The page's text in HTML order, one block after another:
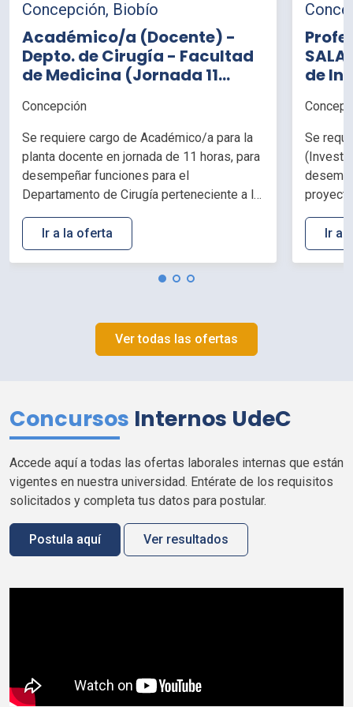
Concepción, Biobío
Académico/a (Docente) -
Depto. de Cirugía - Facultad
de Medicina (Jornada 11
Concepción
Se requiere cargo de Académico/a para la
planta docente en jornada de 11 horas, para
desempeñar funciones para el
Departamento de Cirugía perteneciente a la
Facultad de Medicina, de la Universidad de
Concepción.
Ir a la oferta
de
Se
la
Ir a
Ver todas las ofertas
Concursos Internos UdeC
Accede aquí a todas las ofertas laborales internas que están
vigentes en nuestra universidad. Entérate de los requisitos
solicitados y completa tus datos para postular.
Postula aquí Ver resultados